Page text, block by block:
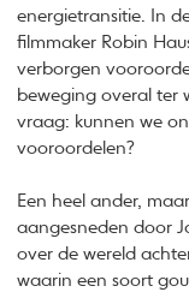
energietransitie. In
filmmaker Robin
verborgen
beweging overal ter
vraag: kunnen we
vooroordelen?
Een heel ander,
aangesneden door
over de wereld
waarin een soort